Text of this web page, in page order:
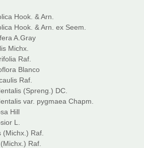
Hook. & Arn.
Hook. & Arn. ex Seem.
A.Gray
Michx.
Raf.
Blanco
Raf.
(Spreng.) DC.
var. pygmaea Chapm.
Hill
L.
(Michx.) Raf.
Raf.